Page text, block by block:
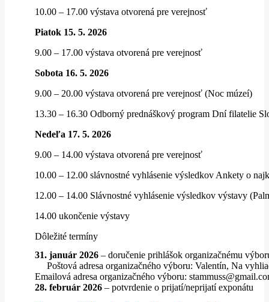
10.00 – 17.00 výstava otvorená pre verejnosť
Piatok 15. 5. 2026
9.00 – 17.00 výstava otvorená pre verejnosť
Sobota 16. 5. 2026
9.00 – 20.00 výstava otvorená pre verejnosť (Noc múzeí)
13.30 – 16.30 Odborný prednáškový program Dní filatelie
Nedeľa 17. 5. 2026
9.00 – 14.00 výstava otvorená pre verejnosť
10.00 – 12.00 slávnostné vyhlásenie výsledkov Ankety o
12.00 – 14.00 Slávnostné vyhlásenie výsledkov výstavy
14.00 ukončenie výstavy
Dôležité termíny
31. január 2026 – doručenie prihlášok organizačnému
Poštová adresa organizačného výboru: Valentín, Na
Emailová adresa organizačného výboru:
28. február 2026 – potvrdenie o prijatí/neprijatí exponátu